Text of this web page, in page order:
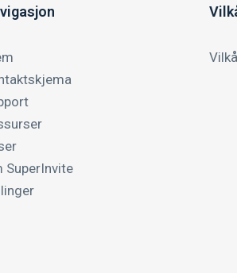
SuperInvite